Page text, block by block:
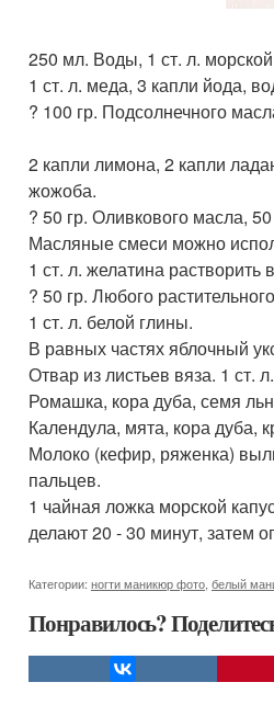
250 мл. Воды, 1 ст. л.
1 ст. л. меда, 3 капли йода,
? 100 гр. Подсолнечного
2 капли лимона, 2 капли
жожоба.
? 50 гр. Оливкового масла,
Масляные смеси можно
1 ст. л. желатина
? 50 гр. Любого
1 ст. л. белой глины.
В равных частях яблочный
Отвар из листьев вяза. 1 ст.
Ромашка, кора дуба, семя
Календула, мята, кора дуба,
Молоко (кефир, ряженка)
пальцев.
1 чайная ложка морской
делают 20 - 30 минут, затем
Категории: ногти маникюр фото белый
Понравилось?